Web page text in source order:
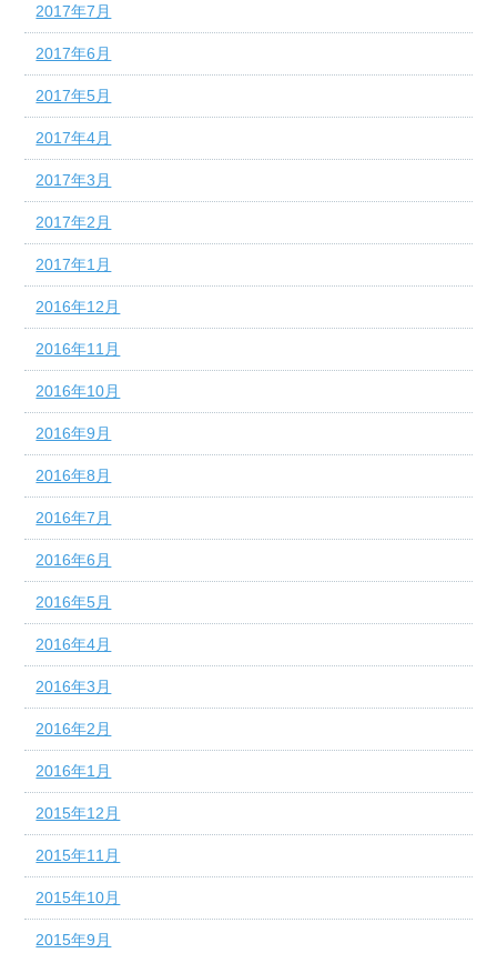
2017年7月
2017年6月
2017年5月
2017年4月
2017年3月
2017年2月
2017年1月
2016年12月
2016年11月
2016年10月
2016年9月
2016年8月
2016年7月
2016年6月
2016年5月
2016年4月
2016年3月
2016年2月
2016年1月
2015年12月
2015年11月
2015年10月
2015年9月